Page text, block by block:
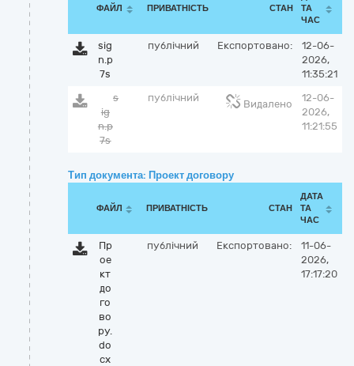
ФАЙЛ ПРИВАТНІСТЬ СТАН
ТА
ЧАС
sig
n.p
7s
публічний Експортовано:
12-06-
2026,
11:35:21
s
ig
n.p
7s
публічний
Видалено
12-06-
2026,
11:21:55
Тип документа: Проект договору
ФАЙЛ ПРИВАТНІСТЬ СТАН
ДАТА
ТА
ЧАС
Пр
ое
кт
до
го
во
ру.
do
cx
публічний Експортовано:
11-06-
2026,
17:17:20